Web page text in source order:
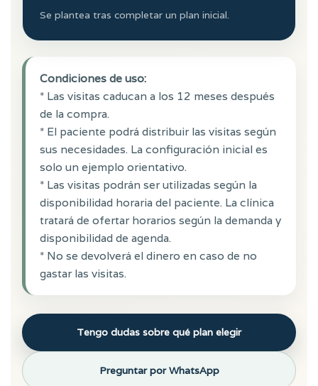
Se plantea tras completar un plan inicial.
Condiciones de uso:
* Las visitas caducan a los 12 meses después
de la compra.
* El paciente podrá distribuir las visitas según
sus necesidades. La configuración inicial es
solo un ejemplo orientativo.
* Las visitas podrán ser utilizadas según la
disponibilidad horaria del paciente. La clínica
tratará de ofertar horarios según la demanda y
disponibilidad de agenda.
* No se devolverá el dinero en caso de no
gastar las visitas.
Tengo dudas sobre qué plan elegir
Preguntar por WhatsApp